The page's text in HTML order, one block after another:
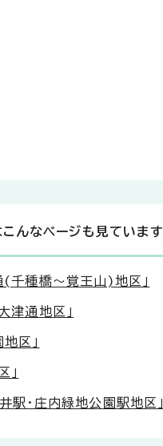
んなページも見ています
千種橋～覚王山)地区」
津通地区」
区」
」
・庄内緑地公園駅地区」